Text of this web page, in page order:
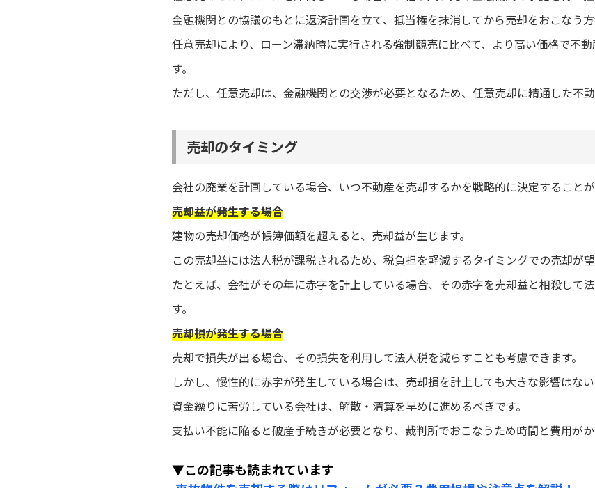
金融機関との協議のもとに返済計画を立て、抵当権を抹消してから売却をおこなう方
任意売却により、ローン滞納時に実行される強制競売に比べて、より高い価格で不
す。
ただし、任意売却は、金融機関との交渉が必要となるため、任意売却に精通した不
売却のタイミング
会社の廃業を計画している場合、いつ不動産を売却するかを戦略的に決定することが
売却益が発生する場合
建物の売却価格が帳簿価額を超えると、売却益が生じます。
この売却益には法人税が課税されるため、税負担を軽減するタイミングでの売却が望
たとえば、会社がその年に赤字を計上している場合、その赤字を売却益と相殺して
す。
売却損が発生する場合
売却で損失が出る場合、その損失を利用して法人税を減らすことも考慮できます。
しかし、慢性的に赤字が発生している場合は、売却損を計上しても大きな影響はない
資金繰りに苦労している会社は、解散・清算を早めに進めるべきです。
支払い不能に陥ると破産手続きが必要となり、裁判所でおこなうため時間と費用がか
▼この記事も読まれています